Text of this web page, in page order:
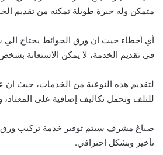
متمكن وله حبرة طويلة تمكنه من تقديم
أي أخطاء حيث ان ورق الحوائط يحتاج
في تقديم الخدمة، لا يمكن الاستعانة
لتقديم هذه النوعية من الخدمات، حيث ان
للتلف وتحمل تكاليف إضافية على المعتاد،
صباغ مشرف سيتم توفير خدمة تركيب ورق
تأخير وبشكل احترافي.